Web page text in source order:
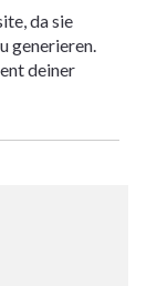
da sie
generieren.
deiner